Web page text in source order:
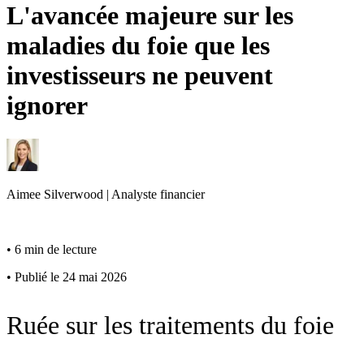
L'avancée majeure sur les
maladies du foie que les
investisseurs ne peuvent
ignorer
Aimee Silverwood | Analyste financier
• 6 min de lecture
• Publié le 24 mai 2026
Ruée sur les traitements du foie